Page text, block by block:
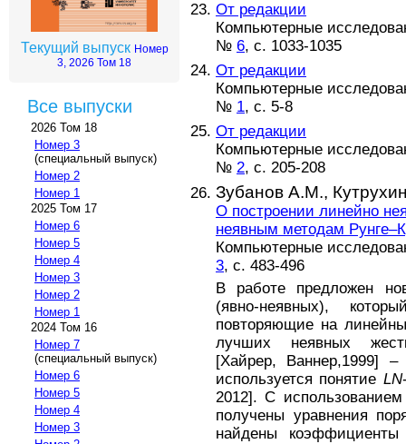
Текущий выпуск Номер
3, 2026 Том 18
Все выпуски
2026 Том 18
Номер 3
(специальный выпуск)
Номер 2
Номер 1
2025 Том 17
Номер 6
Номер 5
Номер 4
Номер 3
Номер 2
Номер 1
2024 Том 16
Номер 7
(специальный выпуск)
Номер 6
Номер 5
Номер 4
Номер 3
От редакции
Компьютерные
№ 6, с. 1033-1035
От редакции
Компьютерные
№ 1, с. 5-8
От редакции
Компьютерные
№ 2, с. 205-208
Зубанов А.М.,
О построении линейно
неявным методам
Компьютерные
3, с. 483-496
В работе предложен
(явно-неявных),
повторяющие на
лучших неявных
[Хайрер, Ваннер,1999]
используется понятие LN
2012]. С
получены уравнения
найдены